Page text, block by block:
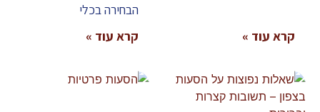
קרא עוד »
הבחירה בכלי
קרא עוד »